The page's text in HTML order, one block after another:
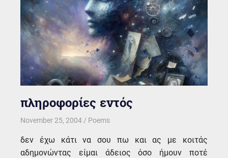
πληροφορίες εντός
November 25, 2004 kgk
Poems
δεν έχω κάτι να σου πω και ας με κοιτάς
αδημονώντας είμαι άδειος όσο ήμουν ποτέ